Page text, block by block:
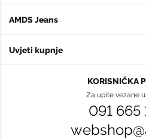
AMDS Jeans
Uvjeti kupnje
KORISNIČKA
Za upite vezane
091 665